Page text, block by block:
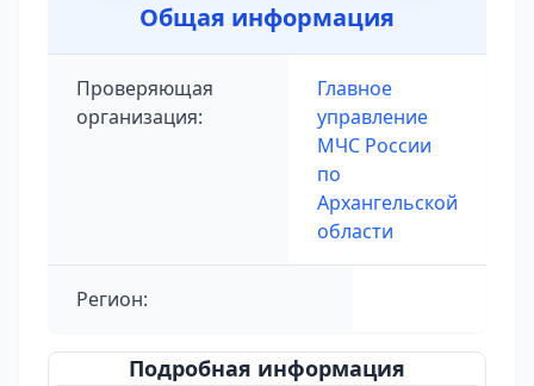
Общая информация
Проверяющая
организация:
Главное
управление
МЧС России
по
Архангельской
области
Регион:
Подробная информация